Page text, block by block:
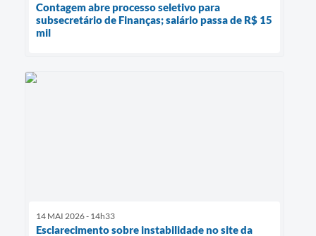
Contagem abre processo seletivo para
subsecretário de Finanças; salário passa de R$ 15
mil
14 MAI 2026 - 14h33
Esclarecimento sobre instabilidade no site da